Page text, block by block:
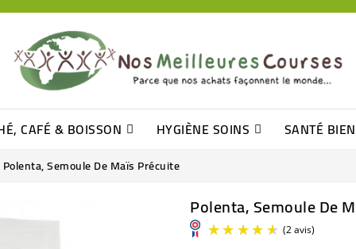
CAFÉ & BOISSON HYGIÈNE SOINS SANTÉ
Polenta, Semoule De Maïs Précuite
Polenta, Semoule De